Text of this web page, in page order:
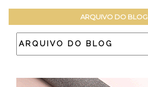
ARQUIVO DO BLOG